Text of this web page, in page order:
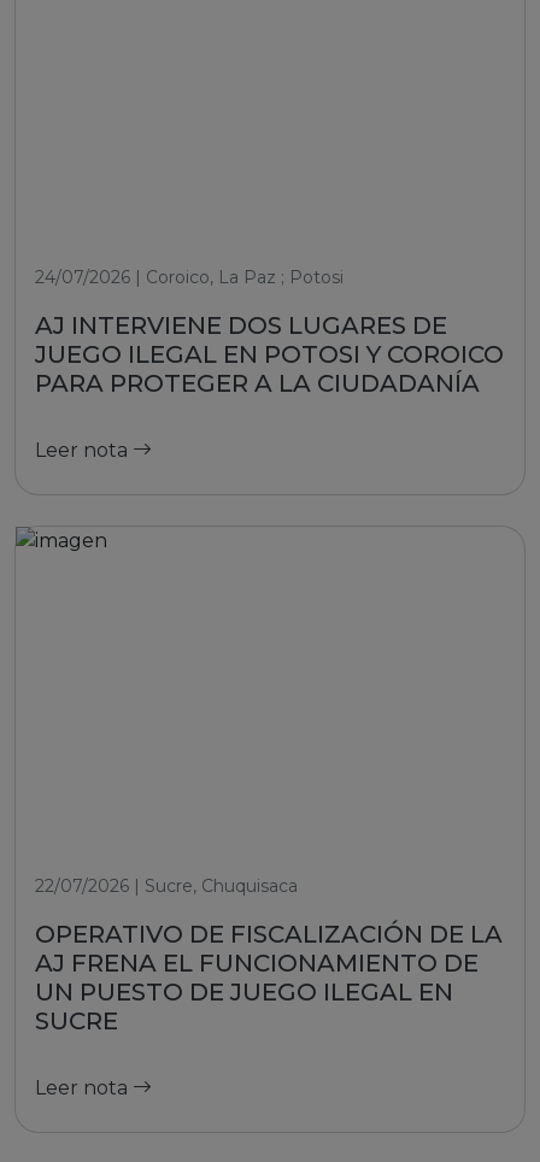
24/07/2026 | Coroico, La Paz ; Potosi
AJ INTERVIENE DOS LUGARES DE
JUEGO ILEGAL EN POTOSI Y COROICO
PARA PROTEGER A LA CIUDADANÍA
Leer nota
22/07/2026 | Sucre, Chuquisaca
OPERATIVO DE FISCALIZACIÓN DE LA
AJ FRENA EL FUNCIONAMIENTO DE
UN PUESTO DE JUEGO ILEGAL EN
SUCRE
Leer nota